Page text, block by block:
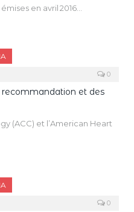
en avril 2016
www.realites-
des-classes-de-
de-preuve/). Elles sont
de chirurgie
0
recommandation et des
(ACC) et l’American Heart
0